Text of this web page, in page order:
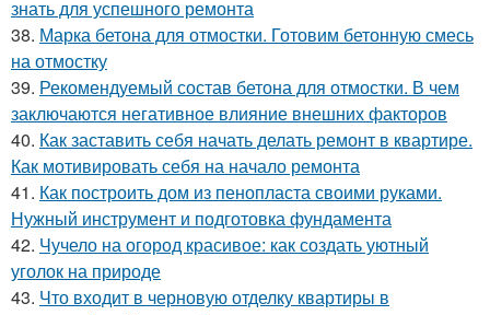
знать для успешного ремонта
38. Марка бетона для отмостки. Готовим бетонную смесь
на отмостку
39. Рекомендуемый состав бетона для отмостки. В чем
заключаются негативное влияние внешних факторов
40. Как заставить себя начать делать ремонт в квартире.
Как мотивировать себя на начало ремонта
41. Как построить дом из пенопласта своими руками.
Нужный инструмент и подготовка фундамента
42. Чучело на огород красивое: как создать уютный
уголок на природе
43. Что входит в черновую отделку квартиры в